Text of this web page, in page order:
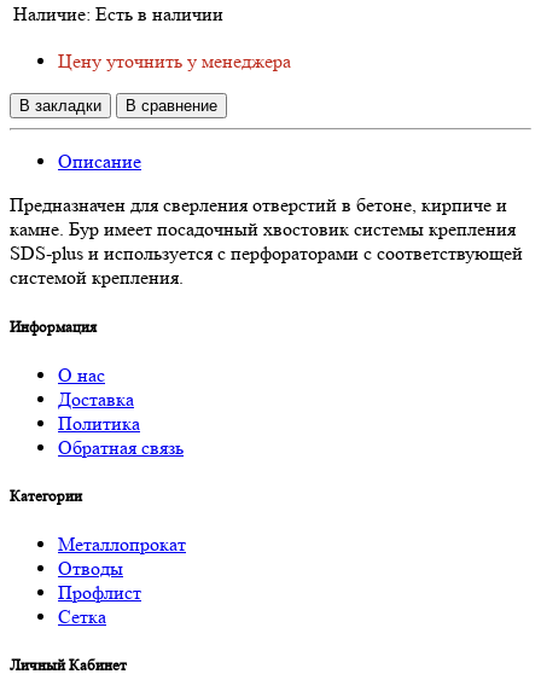
Наличие: Есть в наличии
Цену уточнить у менеджера
В закладки В сравнение
Описание
Предназначен для сверления отверстий в бетоне, кирпиче и
камне. Бур имеет посадочный хвостовик системы крепления
SDS-plus и используется с перфораторами с соответствующей
системой крепления.
Информация
О нас
Доставка
Политика
Обратная связь
Категории
Металлопрокат
Отводы
Профлист
Сетка
Личный Кабинет